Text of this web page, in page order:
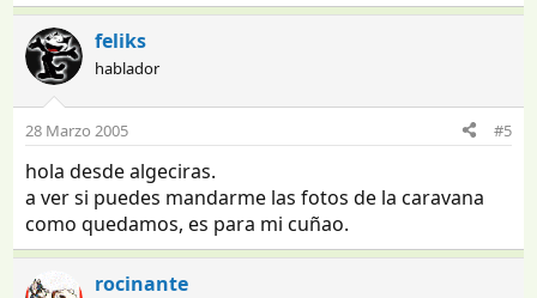
feliks
hablador
28 Marzo 2005 #5
hola desde algeciras.
a ver si puedes mandarme las fotos de la caravana
como quedamos, es para mi cuñao.
rocinante